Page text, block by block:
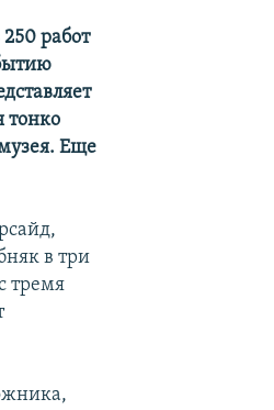
работ
тонко
Еще
в три
тремя